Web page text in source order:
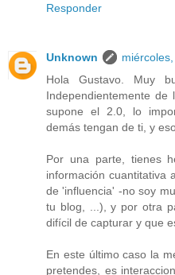
Responder
Unknown
Hola Gustavo. Muy
Independientemente
supone el 2.0, lo
demás tengan de ti, y
Por una parte, tienes
información cuantitativa
de 'influencia' -no soy
tu blog, ...), y por otra
difícil de capturar y que
En este último caso la
pretendes, es